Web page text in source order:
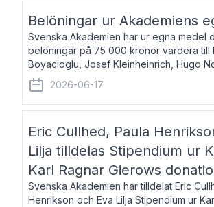
Belöningar ur Akademiens
Svenska Akademien har ur egna medel
belöningar på 75 000 kronor vardera till
Boyacioglu, Josef Kleinheinrich, Hugo
Stenroth och Svante Strandberg. Daniel
född 1981, är poet och scenartist. Josef
2026-06-17
Eric Cullhed, Paula
Lilja tilldelas Stipendium ur
Karl Ragnar Gierows
Svenska Akademien har tilldelat Eric
Henrikson och Eva Lilja Stipendium ur